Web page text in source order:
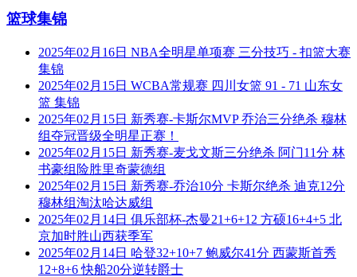
篮球集锦
2025年02月16日 NBA全明星单项赛 三分技巧 - 扣篮大赛
集锦
2025年02月15日 WCBA常规赛 四川女篮 91 - 71 山东女
篮 集锦
2025年02月15日 新秀赛-卡斯尔MVP 乔治三分绝杀 穆林
组夺冠晋级全明星正赛！
2025年02月15日 新秀赛-麦戈文斯三分绝杀 阿门11分 林
书豪组险胜里奇蒙德组
2025年02月15日 新秀赛-乔治10分 卡斯尔绝杀 迪克12分
穆林组淘汰哈达威组
2025年02月14日 俱乐部杯-杰曼21+6+12 方硕16+4+5 北
京加时胜山西获季军
2025年02月14日 哈登32+10+7 鲍威尔41分 西蒙斯首秀
12+8+6 快船20分逆转爵士